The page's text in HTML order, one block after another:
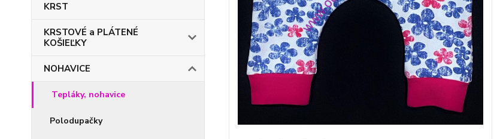
KRST
KRSTOVÉ a PLÁTENÉ
KOŠIEĽKY
NOHAVICE
Tepláky, nohavice
Polodupačky